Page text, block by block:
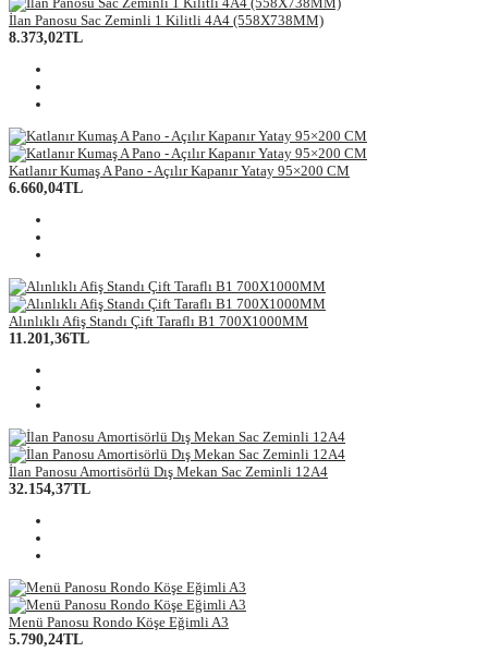
İlan Panosu Sac Zeminli 1 Kilitli 4A4 (558X738MM)
8.373,02TL
Katlanır Kumaş A Pano - Açılır Kapanır Yatay 95×200 CM
6.660,04TL
Alınlıklı Afiş Standı Çift Taraflı B1 700X1000MM
11.201,36TL
İlan Panosu Amortisörlü Dış Mekan Sac Zeminli 12A4
32.154,37TL
Menü Panosu Rondo Köşe Eğimli A3
5.790,24TL